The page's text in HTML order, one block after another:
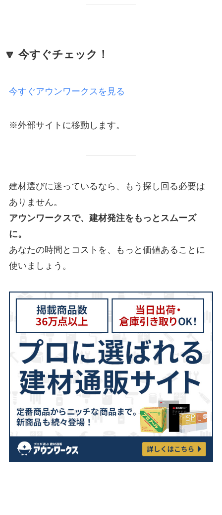
🔽 今すぐチェック！
今すぐアウンワークスを見る
※外部サイトに移動します。
建材選びに迷っているなら、もう探し回る必要は
ありません。
アウンワークスで、建材発注をもっとスムーズ
に。
あなたの時間とコストを、もっと価値あることに
使いましょう。